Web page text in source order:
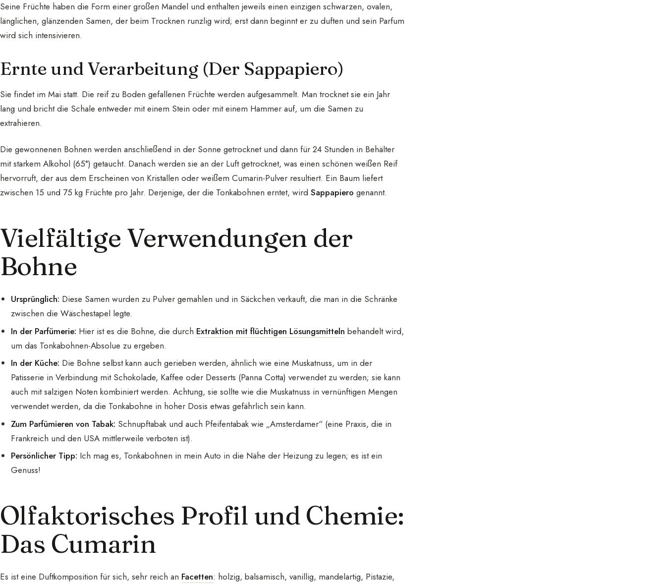
Seine Früchte haben die Form einer großen Mandel und enthalten jeweils einen einzigen schwarzen, ovalen,
länglichen, glänzenden Samen, der beim Trocknen runzlig wird; erst dann beginnt er zu duften und sein Parfum
wird sich intensivieren.
Ernte und Verarbeitung (Der Sappapiero)
Sie findet im Mai statt. Die reif zu Boden gefallenen Früchte werden aufgesammelt. Man trocknet sie ein Jahr
lang und bricht die Schale entweder mit einem Stein oder mit einem Hammer auf, um die Samen zu
extrahieren.
Die gewonnenen Bohnen werden anschließend in der Sonne getrocknet und dann für 24 Stunden in Behälter
mit starkem Alkohol (65°) getaucht. Danach werden sie an der Luft getrocknet, was einen schönen weißen Reif
hervorruft, der aus dem Erscheinen von Kristallen oder weißem Cumarin-Pulver resultiert. Ein Baum liefert
zwischen 15 und 75 kg Früchte pro Jahr. Derjenige, der die Tonkabohnen erntet, wird Sappapiero genannt.
Vielfältige Verwendungen der
Bohne
Ursprünglich: Diese Samen wurden zu Pulver gemahlen und in Säckchen verkauft, die man in die Schränke
zwischen die Wäschestapel legte.
In der Parfümerie: Hier ist es die Bohne, die durch Extraktion mit flüchtigen Lösungsmitteln behandelt wird,
um das Tonkabohnen-Absolue zu ergeben.
In der Küche: Die Bohne selbst kann auch gerieben werden, ähnlich wie eine Muskatnuss, um in der
Patisserie in Verbindung mit Schokolade, Kaffee oder Desserts (Panna Cotta) verwendet zu werden; sie kann
auch mit salzigen Noten kombiniert werden. Achtung, sie sollte wie die Muskatnuss in vernünftigen Mengen
verwendet werden, da die Tonkabohne in hoher Dosis etwas gefährlich sein kann.
Zum Parfümieren von Tabak: Schnupftabak und auch Pfeifentabak wie „Amsterdamer“ (eine Praxis, die in
Frankreich und den USA mittlerweile verboten ist).
Persönlicher Tipp: Ich mag es, Tonkabohnen in mein Auto in die Nähe der Heizung zu legen; es ist ein
Genuss!
Olfaktorisches Profil und Chemie:
Das Cumarin
Es ist eine Duftkomposition für sich, sehr reich an Facetten: holzig, balsamisch, vanillig, mandelartig, Pistazie,